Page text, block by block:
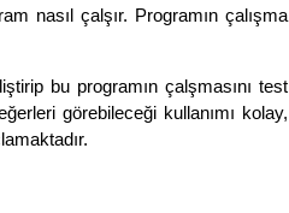
nasıl çalşır. Programın çalışma
bu programın çalşmasını test
görebileceği kullanımı kolay,